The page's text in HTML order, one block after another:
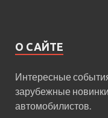
О САЙТЕ
Интересные
зарубежные
автомобилистов.